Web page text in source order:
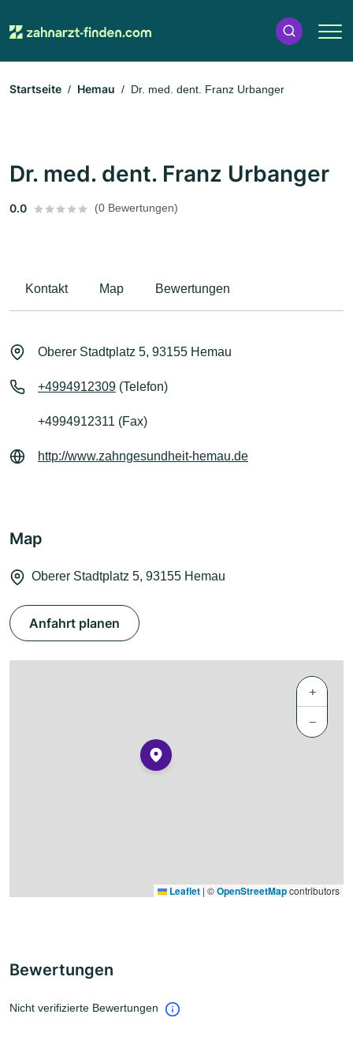
Startseite Hemau Dr. med. dent. Franz Urbanger
Dr. med. dent. Franz Urbanger
0.0 (0 Bewertungen)
Kontakt Map Bewertungen
Oberer Stadtplatz 5, 93155 Hemau
+4994912309 (Telefon)
+4994912311 (Fax)
http://www.zahngesundheit-hemau.de
Map
Oberer Stadtplatz 5, 93155 Hemau
Anfahrt planen
+
−
Leaflet | ©OpenStreetMapcontributors
Bewertungen
Nicht verifizierte Bewertungen